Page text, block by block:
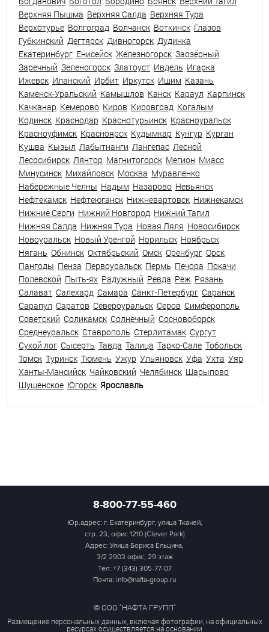
Верхняя Пышма Верхняя Салда Верхняя Тура
Верхотурье Волгоград Волчанск Воткинск Глазов
Губкинский Дегтярск Дивногорск Дудинка
Екатеринбург Енисейск Железногорск Заозёрный
Заречный Зеленогорск Златоуст Ивдель Игарка
Ижевск Иланский Ирбит Иркутск Ишим Казань
Каменск-Уральский Камышлов Канск Караул Карпинск
Качканар Кемерово Киров Кировград Когалым
Кодинск Краснодар Краснотурьинск Красноуральск
Красноуфимск Красноярск Кудымкар Кунгур Курган
Кушва Кызыл Лабытнанги Лангепас Лесной
Лесосибирск Лянтор Магнитогорск Мегион Миасс
Минусинск Михайловск Москва Муравленко
Набережные Челны Надым Назарово Невьянск
Нефтекамск Нефтеюганск Нижневартовск Нижнекамск
Нижние Серги Нижний Новгород Нижний Тагил
Нижняя Салда Нижняя Тура Новая Ляля Новосибирск
Новоуральск Новый Уренгой Норильск Ноябрьск
Нягань Обнинск Октябрьский Омск Оренбург Орск
Пангоды Пенза Первоуральск Пермь Печора Покачи
Полевской Пыть-ях Радужный Ревда Реж Рязань
Салават Салехард Самара Санкт-Петербург Саранск
Сарапул Саратов Североуральск Серов Симферополь
Советский Соликамск Солнечный Сосновоборск
Среднеуральск Ставрополь Стерлитамак Сургут
Сухой лог Сысерть Тавда Талица Тарко-Сале Тобольск
Томск Туринск Тюмень Ужур Ульяновск Уфа Ухта Уяр
Ханты-Мансийск Чайковский Челябинск Шарыпово
Шушенское Югорск Ярославль
8-800-77-55-460
Юр.адрес: г. Екатеринбург, улица Ткачей,
стр. 23, офис 1210 (Clever Park)
Адрес: Улица Бориса Ельцина,
3/2 2903 офис; 29 этаж
Тел: +7 (343) 305-77-07
Почта: info@nafta-group.ru
© ООО "НАФТА ГРУПП"
Размещение персональных данных, включая фотографии, на официальных
ресурсах осуществляется на основании